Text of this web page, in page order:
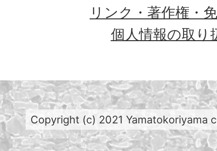
リンク・著作権・
個人情報の取り
Copyright (c) 2021 Yamatokoriyama